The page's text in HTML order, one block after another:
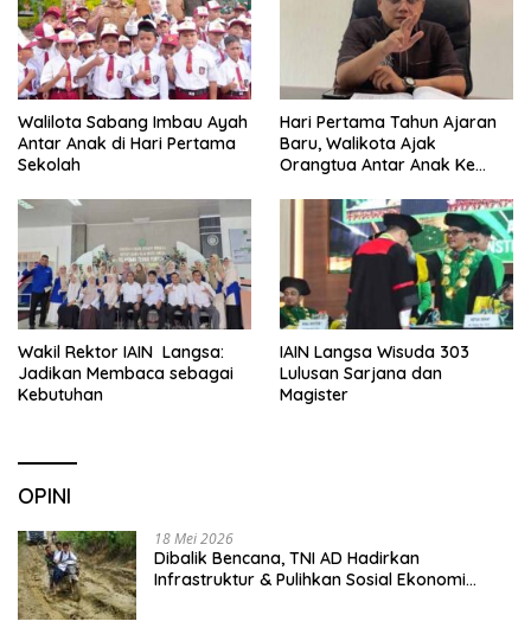
Walilota Sabang Imbau Ayah
Antar Anak di Hari Pertama
Sekolah
Hari Pertama Tahun Ajaran
Baru, Walikota Ajak
Orangtua Antar Anak Ke
Wakil Rektor IAIN Langsa:
Jadikan Membaca sebagai
Kebutuhan
IAIN Langsa Wisuda 303
Lulusan Sarjana dan
Magister
OPINI
18 Mei 2026
Dibalik Bencana, TNI AD Hadirkan
Infrastruktur & Pulihkan Sosial Ekonomi